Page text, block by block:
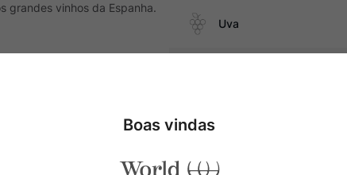
grandes vinhos da Espanha.
duros
Uva
Pais
Boas vindas